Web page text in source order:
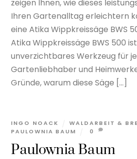
zeigen Ihnen, wie dieses
Ihren Gartenalltag erleichtern
eine Atika Wippkreissäge BWS
Atika Wippkreissäge BWS 500
unverzichtbares Werkzeug für
Gartenliebhaber und
Gründe, warum diese Säge […]
Paulownia Baum
INGO NOACK
WALDARBEIT &
PAULOWNIA BAUM
0